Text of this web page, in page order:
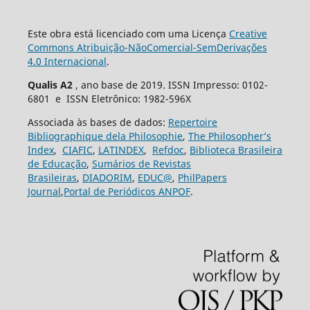
Este obra está licenciado com uma Licença Creative
Commons Atribuição-NãoComercial-SemDerivações
4.0 Internacional.
Qualis A2 , ano base de 2019. ISSN Impresso: 0102-
6801 e ISSN Eletrônico: 1982-596X
Associada às bases de dados: Repertoire
Bibliographique dela Philosophie, The Philosopher’s
Index, CIAFIC, LATINDEX, Refdoc, Biblioteca Brasileira
de Educação, Sumários de Revistas
Brasileiras, DIADORIM, EDUC@, PhilPapers
Journal,Portal de Periódicos ANPOF.